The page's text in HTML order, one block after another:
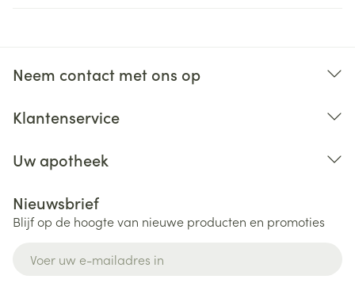
Neem contact met ons op
Klantenservice
Uw apotheek
Nieuwsbrief
Blijf op de hoogte van nieuwe producten en promoties